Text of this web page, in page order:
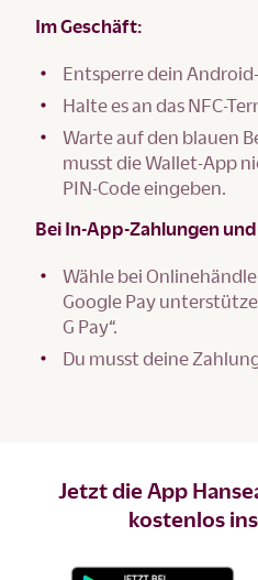
Im Geschäft:
Entsperre dein
Halte es an das NFC-
Warte auf den blauen
musst die Wallet-App
PIN-Code eingeben.
Bei In-App-Zahlungen
Wähle bei
Google Pay
G Pay“.
Du musst deine
Jetzt die App
kostenlos